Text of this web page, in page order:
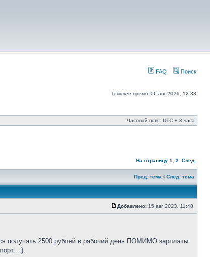
FAQ Поиск
Текущее время: 06 авг 2026, 12:38
Часовой пояс: UTC + 3 часа
На страницу 1 2 След.
Пред. тема | След. тема
Добавлено: 15 авг 2023, 11:48
получать 2500 рублей в рабочий день ПОМИМО зарплаты